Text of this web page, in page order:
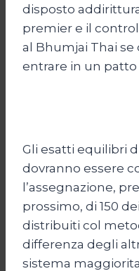
disposto
premier e il
al Bhumjai Thai
entrare in un
Gli esatti equilibri
dovranno essere
l’assegnazione,
prossimo, di 150
distribuiti col
differenza degli
sistema